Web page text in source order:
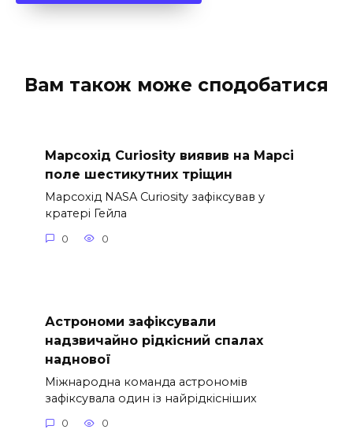
Вам також може сподобатися
Марсохід Curiosity виявив на Марсі
поле шестикутних тріщин
Марсохід NASA Curiosity зафіксував у
кратері Гейла
0 0
Астрономи зафіксували
надзвичайно рідкісний спалах
наднової
Міжнародна команда астрономів
зафіксувала один із найрідкісніших
0 0